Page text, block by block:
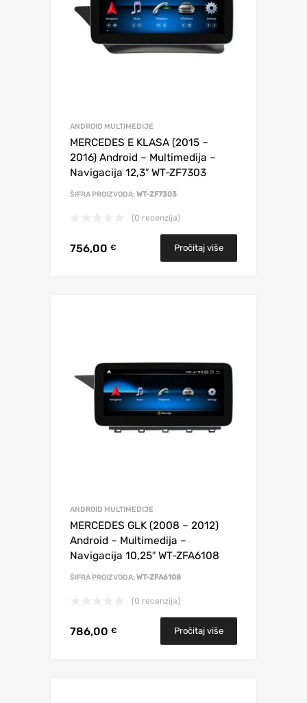
ANDROID MULTIMEDIJE
MERCEDES E KLASA (2015 –
2016) Android – Multimedija –
Navigacija 12,3″ WT-ZF7303
ŠIFRA PROIZVODA: WT-ZF7303
(0 recenzija)
756,00 € Pročitaj više
ANDROID MULTIMEDIJE
MERCEDES GLK (2008 – 2012)
Android – Multimedija –
Navigacija 10,25″ WT-ZFA6108
ŠIFRA PROIZVODA: WT-ZFA6108
(0 recenzija)
786,00 € Pročitaj više